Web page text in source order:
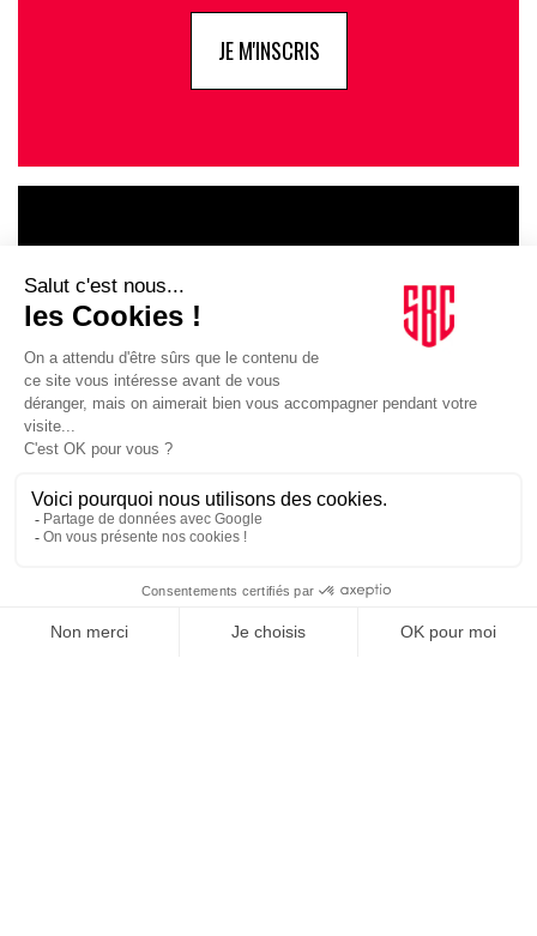
JE M'INSCRIS
INFLUENCIA
JE DÉCOUVRE LE GROUPE
SUIVEZ-NOUS